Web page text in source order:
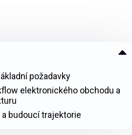
požadavky
elektronického obchodu a
budoucí trajektorie